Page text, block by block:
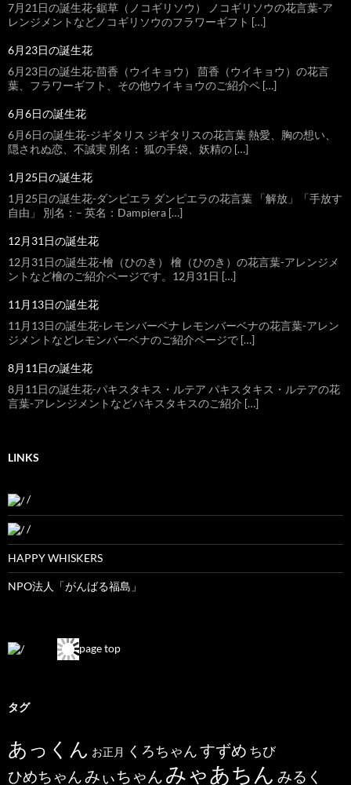
7月21日の誕生花-鋸草（ノコギリソウ） ノコギリソウの花言葉-ア
レンジメントなどノコギリソウのフラワーギフト […]
6月23日の誕生花
6月23日の誕生花-茴香（ウイキョウ） 茴香（ウイキョウ）の花言
葉、フラワーギフト、その他ウイキョウのご紹介ペ […]
6月6日の誕生花
6月6日の誕生花-ジギタリス ジギタリスの花言葉 熱愛、胸の想い、
隠されぬ恋、不誠実 別名： 狐の手袋、妖精の […]
1月25日の誕生花
1月25日の誕生花-ダンピエラ ダンピエラの花言葉 「解放」「手放す
自由」 別名：– 英名：Dampiera […]
12月31日の誕生花
12月31日の誕生花-檜（ひのき） 檜（ひのき）の花言葉-アレンジメ
ントなど檜のご紹介ページです。12月31日 […]
11月13日の誕生花
11月13日の誕生花-レモンバーベナ レモンバーベナの花言葉-アレン
ジメントなどレモンバーベナのご紹介ページで […]
8月11日の誕生花
8月11日の誕生花-パキスタキス・ルテア パキスタキス・ルテアの花
言葉-アレンジメントなどパキスタキスのご紹介 […]
LINKS
/
/
HAPPY WHISKERS
NPO法人「がんばる福島」
page top
タグ
あっくん お正月 くろちゃん すずめ ちび